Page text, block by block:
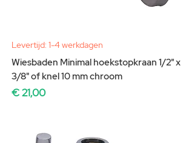
Levertijd: 1-4 werkdagen
Wiesbaden Minimal hoekstopkraan 1/2" x
3/8" of knel 10 mm chroom
Prijs
€ 21,00